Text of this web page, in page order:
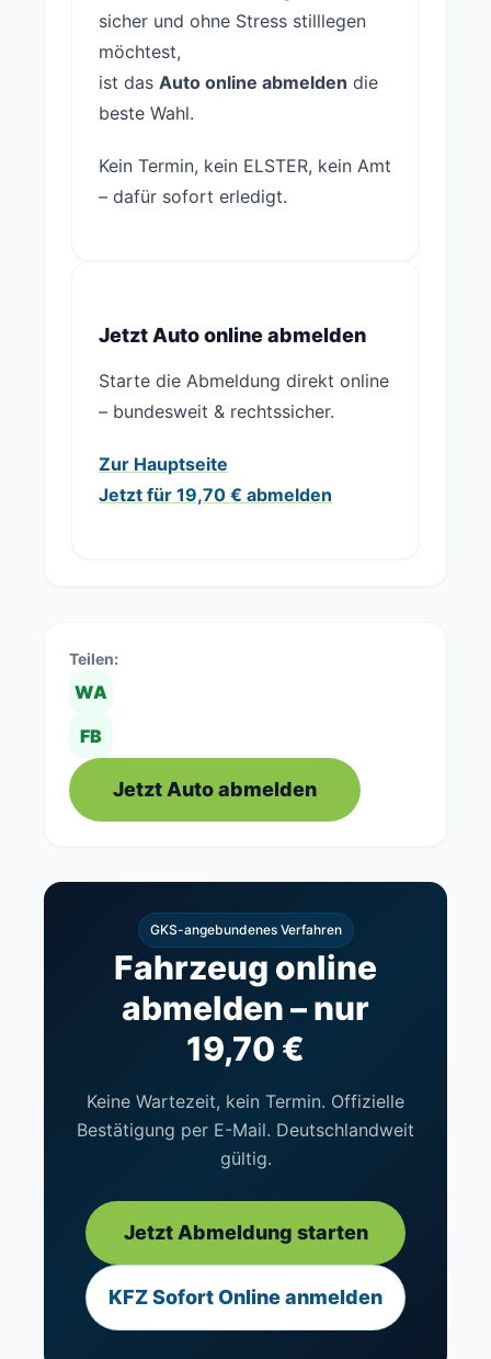
sicher und ohne Stress stilllegen
möchtest,
ist das Auto online abmelden die
beste Wahl.
Kein Termin, kein ELSTER, kein Amt
– dafür sofort erledigt.
Jetzt Auto online abmelden
Starte die Abmeldung direkt online
– bundesweit & rechtssicher.
Zur Hauptseite
Jetzt für 19,70 € abmelden
Teilen:
WA
FB
Jetzt Auto abmelden
GKS-angebundenes Verfahren
Fahrzeug online
abmelden – nur
19,70 €
Keine Wartezeit, kein Termin. Offizielle
Bestätigung per E-Mail. Deutschlandweit
gültig.
Jetzt Abmeldung starten
KFZ Sofort Online anmelden